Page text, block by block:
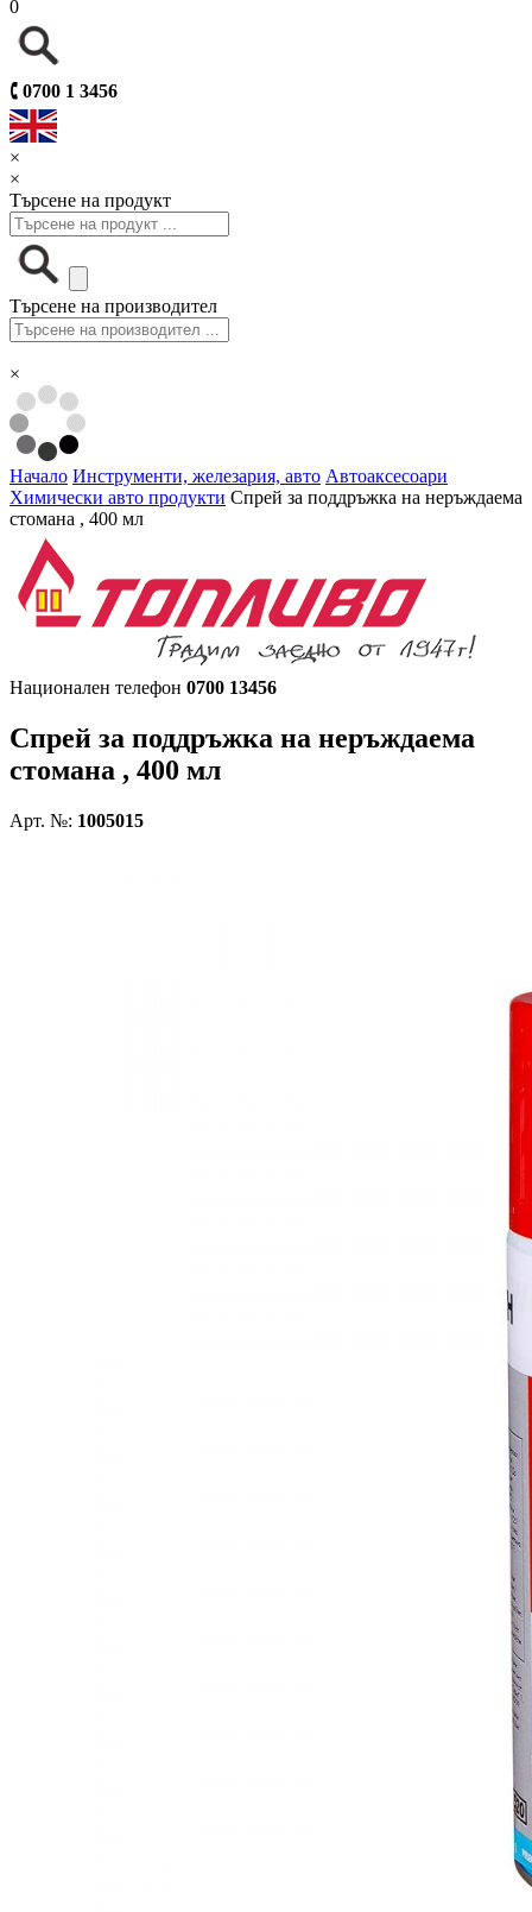
0
🕻 0700 1 3456
×
×
Търсене на продукт
Търсене на производител
×
Начало Инструменти, железария, авто Автоаксесоари
Химически авто продукти Спрей за поддръжка на неръждаема
стомана , 400 мл
Национален телефон 0700 13456
Спрей за поддръжка на неръждаема
стомана , 400 мл
Арт. №: 1005015